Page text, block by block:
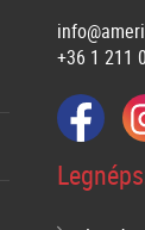
+36 1 211